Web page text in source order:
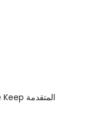
8 نصائح وخدع Google Keep المتقدمة